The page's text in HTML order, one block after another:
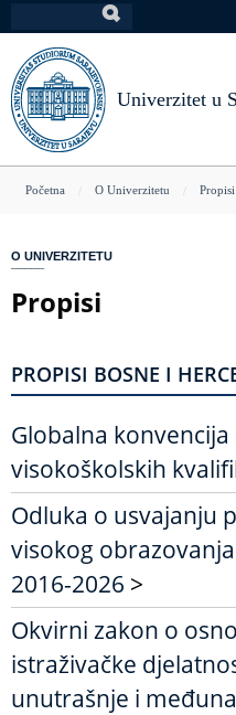
na
glavni
sadržaj
Univerzitet u
You
here
Početna O Univerzitetu Propisi
O UNIVERZITETU
Propisi
PROPISI BOSNE I
Globalna
visokoškolskih
Odluka o usvajanju
visokog
2016-2026 >
Okvirni zakon o
istraživačke
unutrašnje i